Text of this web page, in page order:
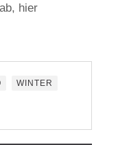
hier
WINTER